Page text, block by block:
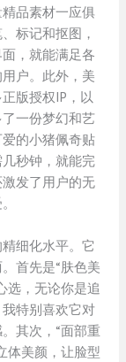
品素材一应俱
标记和抠图，
，就能满足各
户。此外，美
版授权IP，以
一份梦幻和艺
的小猪佩奇贴
秒钟，就能完
发了用户的无
细化水平。它
首先是“肤色美
选，无论你是追
特别喜欢它对
其次，“面部重
体美颜，让脸型